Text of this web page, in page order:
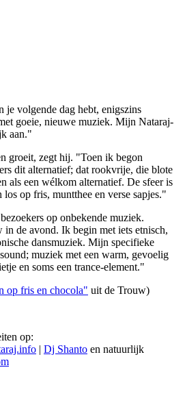
je volgende dag hebt, enigszins
goeie, nieuwe muziek. Mijn Nataraj-
aan."
groeit, zegt hij. "Toen ik begon
dit alternatief; dat rookvrije, die blote
als een wélkom alternatief. De sfeer is
op fris, muntthee en verse sapjes."
op onbekende muziek.
in de avond. Ik begin met iets etnisch,
dansmuziek. Mijn specifieke
muziek met een warm, gevoelig
en soms een trance-element."
op fris en chocola" uit de Trouw)
op:
| Dj Shanto en natuurlijk